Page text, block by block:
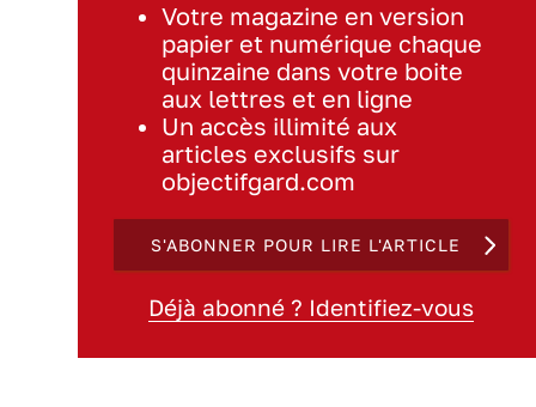
Votre magazine en version
papier et numérique chaque
quinzaine dans votre boite
aux lettres et en ligne
Un accès illimité aux
articles exclusifs sur
objectifgard.com
S'ABONNER POUR LIRE L'ARTICLE
Déjà abonné ? Identifiez-vous